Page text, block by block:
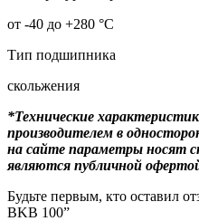
от -40 до +280 °С
Тип подшипника
скольжения
*Технические
производителем в
на сайте параметры носят
являются публичной
Будьте первым, кто оставил
BKB 100”